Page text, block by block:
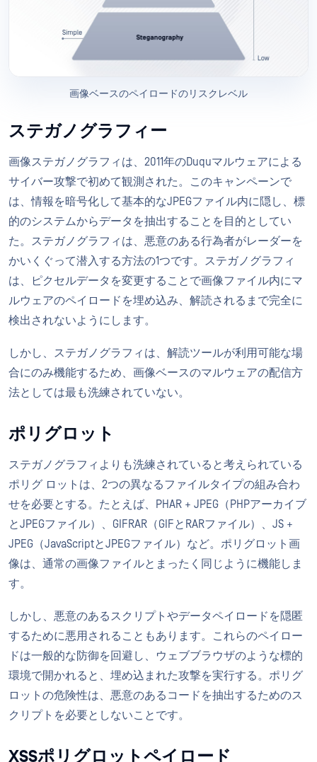
画像ベースのペイロードのリスクレベル
ステガノグラフィー
画像ステガノグラフィは、2011年のDuquマルウェアによる
サイバー攻撃で初めて観測された。このキャンペーンで
は、情報を暗号化して基本的なJPEGファイル内に隠し、標
的のシステムからデータを抽出することを目的としてい
た。ステガノグラフィは、悪意のある行為者がレーダーを
かいくぐって潜入する方法の1つです。ステガノグラフィ
は、ピクセルデータを変更することで画像ファイル内にマ
ルウェアのペイロードを埋め込み、解読されるまで完全に
検出されないようにします。
しかし、ステガノグラフィは、解読ツールが利用可能な場
合にのみ機能するため、画像ベースのマルウェアの配信方
法としては最も洗練されていない。
ポリグロット
ステガノグラフィよりも洗練されていると考えられている
ポリグ ロットは、2つの異なるファイルタイプの組み合わ
せを必要とする。たとえば、PHAR + JPEG（PHPアーカイブ
とJPEGファイル）、GIFRAR（GIFとRARファイル）、JS +
JPEG（JavaScriptとJPEGファイル）など。ポリグロット画
像は、通常の画像ファイルとまったく同じように機能しま
す。
しかし、悪意のあるスクリプトやデータペイロードを隠匿
するために悪用されることもあります。これらのペイロー
ドは一般的な防御を回避し、ウェブブラウザのような標的
環境で開かれると、埋め込まれた攻撃を実行する。ポリグ
ロットの危険性は、悪意のあるコードを抽出するためのス
クリプトを必要としないことです。
XSSポリグロットペイロード